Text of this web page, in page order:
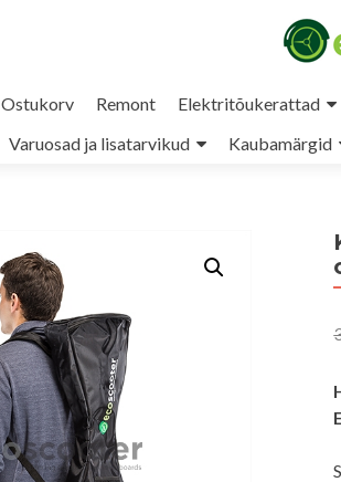
Ostukorv Remont Elektritõukerattad
Varuosad ja lisatarvikud
Kaubamärgid